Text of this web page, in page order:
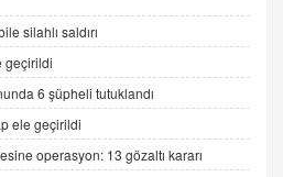
Yüzüne Vurulan Şamar:
silahlı saldırı
geçirildi
6 şüpheli tutuklandı
ele geçirildi
operasyon: 13 gözaltı kararı